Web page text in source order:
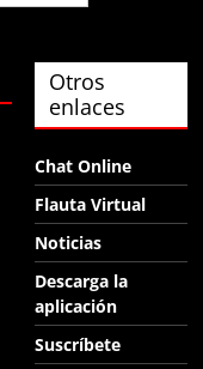
Otros
enlaces
Chat Online
Flauta Virtual
Noticias
Descarga la
aplicación
Suscríbete